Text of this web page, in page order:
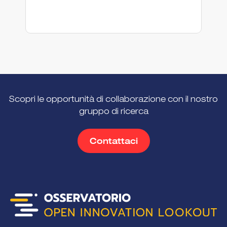
Scopri le opportunità di collaborazione con il nostro
gruppo di ricerca
Contattaci